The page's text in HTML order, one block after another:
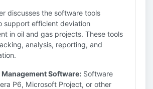
discusses the software tools
support efficient deviation
in oil and gas projects. These tools
analysis, reporting, and
Management Software: Software
P6, Microsoft Project, or other